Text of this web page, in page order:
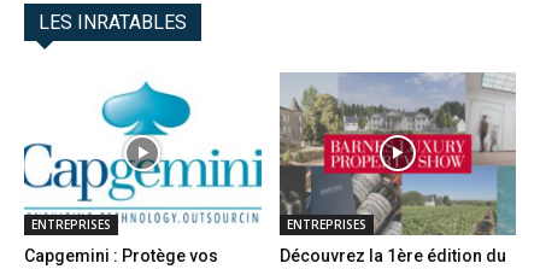
LES INRATABLES
ENTREPRISES
Capgemini : Protège vos
ENTREPRISES
Découvrez la 1ère édition du